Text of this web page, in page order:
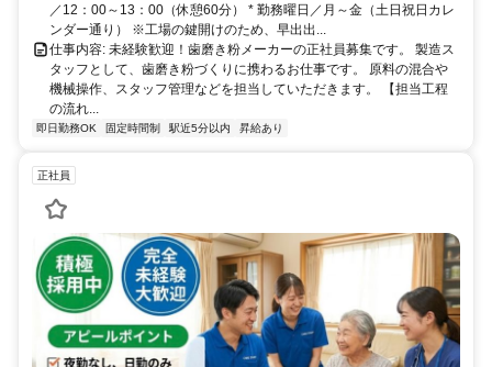
／12：00～13：00（休憩60分） * 勤務曜日／月～金（土日祝日カレ
ンダー通り） ※工場の鍵開けのため、早出出...
仕事内容: 未経験歓迎！歯磨き粉メーカーの正社員募集です。 製造ス
タッフとして、歯磨き粉づくりに携わるお仕事です。 原料の混合や
機械操作、スタッフ管理などを担当していただきます。 【担当工程
の流れ...
即日勤務OK 固定時間制 駅近5分以内 昇給あり
正社員